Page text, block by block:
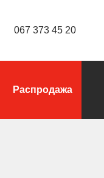
067 373 45 20
Распродажа